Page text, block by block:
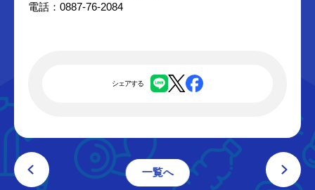
電話：0887-76-2084
シェアする
一覧へ